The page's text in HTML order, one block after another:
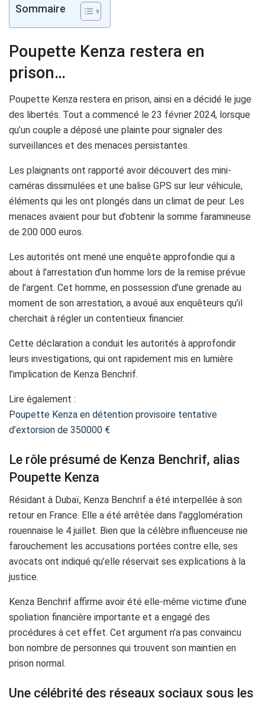
Sommaire
Poupette Kenza restera en
prison…
Poupette Kenza restera en prison, ainsi en a décidé le juge
des libertés. Tout a commencé le 23 février 2024, lorsque
qu’un couple a déposé une plainte pour signaler des
surveillances et des menaces persistantes.
Les plaignants ont rapporté avoir découvert des mini-
caméras dissimulées et une balise GPS sur leur véhicule,
éléments qui les ont plongés dans un climat de peur. Les
menaces avaient pour but d’obtenir la somme faramineuse
de 200 000 euros.
Les autorités ont mené une enquête approfondie qui a
about à l’arrestation d’un homme lors de la remise prévue
de l’argent. Cet homme, en possession d’une grenade au
moment de son arrestation, a avoué aux enquêteurs qu’il
cherchait à régler un contentieux financier.
Cette déclaration a conduit les autorités à approfondir
leurs investigations, qui ont rapidement mis en lumière
l’implication de Kenza Benchrif.
Lire également :
Poupette Kenza en détention provisoire tentative
d’extorsion de 350000 €
Le rôle présumé de Kenza Benchrif, alias
Poupette Kenza
Résidant à Dubaï, Kenza Benchrif a été interpellée à son
retour en France. Elle a été arrêtée dans l’agglomération
rouennaise le 4 juillet. Bien que la célèbre influenceuse nie
farouchement les accusations portées contre elle, ses
avocats ont indiqué qu’elle réservait ses explications à la
justice.
Kenza Benchrif affirme avoir été elle-même victime d’une
spoliation financière importante et a engagé des
procédures à cet effet. Cet argument n’a pas convaincu
bon nombre de personnes qui trouvent son maintien en
prison normal.
Une célébrité des réseaux sociaux sous les